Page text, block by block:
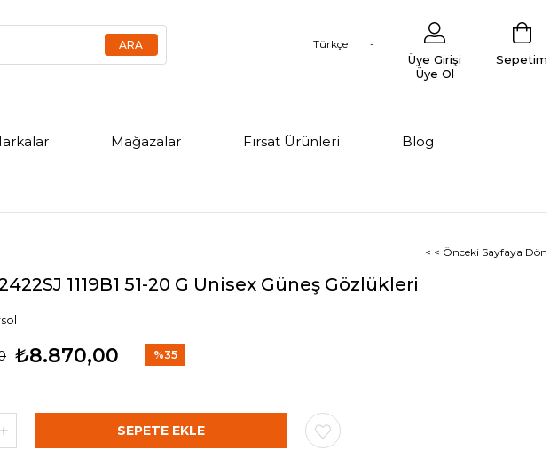
Türkçe
Sepetim
Üye Girişi
Üye Ol
Mağazalar Fırsat Ürünleri Blog
< < Önceki Sayfaya Dön
1119B1 51-20 G Unisex Güneş Gözlükleri
₺8.870,00 %35